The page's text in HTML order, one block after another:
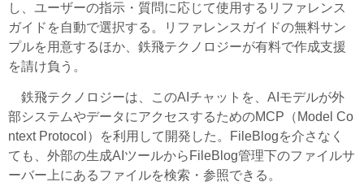
し、ユーザーの指示・質問に応じて使用するリファレンス
ガイドを自動で選択する。リファレンスガイドの無料サン
プルを用意するほか、鉄飛テクノロジーが有料で作成支援
を請け負う。
鉄飛テクノロジーは、このAIチャットを、AIモデルが外
部システムやデータにアクセスするためのMCP（Model Co
ntext Protocol）を利用して開発した。FileBlogを介さなく
ても、外部の生成AIツールからFileBlog管理下のファイルサ
ーバー上にあるファイルを検索・参照できる。